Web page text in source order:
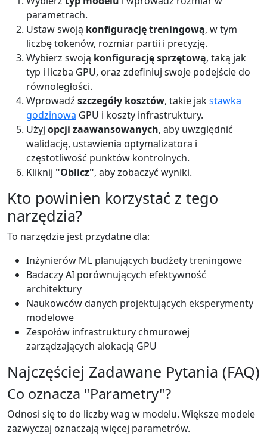
parametrach.
Ustaw swoją konfigurację treningową, w tym
liczbę tokenów, rozmiar partii i precyzję.
Wybierz swoją konfigurację sprzętową, taką jak
typ i liczba GPU, oraz zdefiniuj swoje podejście do
równoległości.
Wprowadź szczegóły kosztów, takie jakstawka
godzinowa GPU i koszty infrastruktury.
Użyj opcji zaawansowanych, aby uwzględnić
walidację, ustawienia optymalizatora i
częstotliwość punktów kontrolnych.
Kliknij "Oblicz", aby zobaczyć wyniki.
Kto powinien korzystać z tego
narzędzia?
To narzędzie jest przydatne dla:
Inżynierów ML planujących budżety treningowe
Badaczy AI porównujących efektywność
architektury
Naukowców danych projektujących eksperymenty
modelowe
Zespołów infrastruktury chmurowej
zarządzających alokacją GPU
Najczęściej Zadawane Pytania (FAQ)
Co oznacza "Parametry"?
Odnosi się to do liczby wag w modelu. Większe modele
zazwyczaj oznaczają więcej parametrów.